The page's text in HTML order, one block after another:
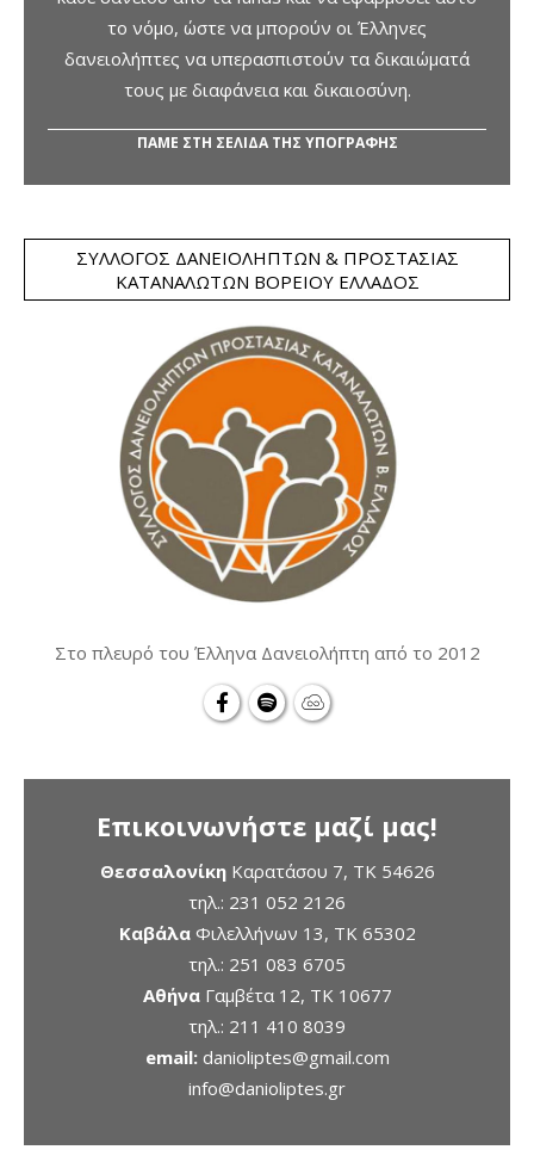
το νόμο, ώστε να μπορούν οι Έλληνες
δανειολήπτες να υπερασπιστούν τα δικαιώματά
τους με διαφάνεια και δικαιοσύνη.
ΠΑΜΕ ΣΤΗ ΣΕΛΙΔΑ ΤΗΣ ΥΠΟΓΡΑΦΗΣ
ΣΎΛΛΟΓΟΣ ΔΑΝΕΙΟΛΗΠΤΏΝ & ΠΡΟΣΤΑΣΊΑΣ
ΚΑΤΑΝΑΛΩΤΏΝ ΒΟΡΕΊΟΥ ΕΛΛΆΔΟΣ
Στο πλευρό του Έλληνα Δανειολήπτη από το 2012
Επικοινωνήστε μαζί μας!
ΘεσσαλονίκηΚαρατάσου 7, TK 54626
τηλ.: 231 052 2126
ΚαβάλαΦιλελλήνων 13, ΤΚ 65302
τηλ.: 251 083 6705
ΑθήναΓαμβέτα 12, ΤΚ 10677
τηλ.: 211 410 8039
email: danioliptes@gmail.com
info@danioliptes.gr